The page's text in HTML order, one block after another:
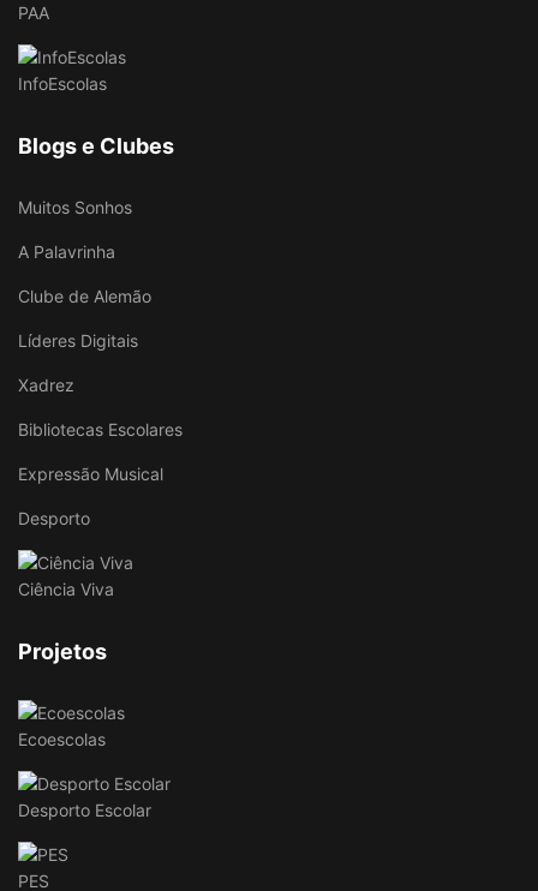
PAA
InfoEscolas
Blogs e Clubes
Muitos Sonhos
A Palavrinha
Clube de Alemão
Líderes Digitais
Xadrez
Bibliotecas Escolares
Expressão Musical
Desporto
Ciência Viva
Projetos
Ecoescolas
Desporto Escolar
PES